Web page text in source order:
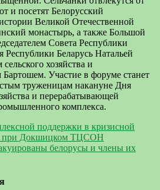
и посетят Белорусский
Великой Отечественной
монастырь, а также Большой
Совета Республики
Республики Беларусь Натальей
хозяйства и
Бартошем. Участие в форуме станет
труженицам накануне Дня
и перерабатывающей
комплекса.
поддержки в кризисной
при Докшицком ТЦСОН
белорусы и члены их